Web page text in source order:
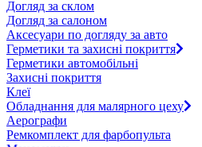
Догляд за склом
Догляд за салоном
Аксесуари по догляду за авто
Герметики та захисні покриття
Герметики автомобільні
Захисні покриття
Клеї
Обладнання для малярного цеху
Аерографи
Ремкомплект для фарбопульта